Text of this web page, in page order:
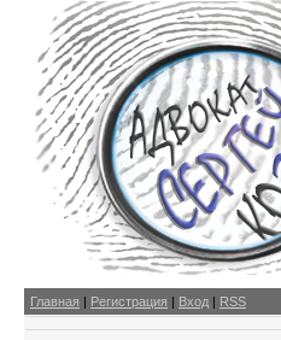
Главная | Регистрация | Вход | RSS